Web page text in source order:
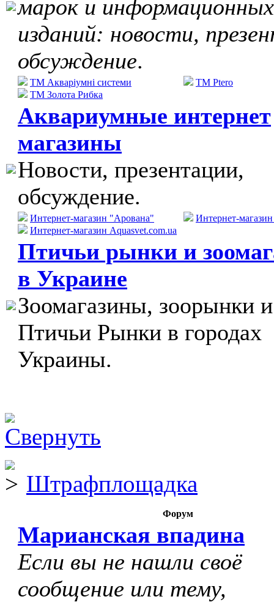
марок и информационных
изданий: новости,
обсуждение.
ТМ Акваріумні системи
ТМ Золота Рибка
TM Ptero
Аквариумные интернет
магазины
Новости, презентации,
обсуждение.
Интернет-магазин "Арована"
Интернет-магазин Aquasvet.com.ua
Интернет-
Птичьи рынки и
в Украине
Зоомагазины, зоорынки и
Птичьи Рынки в городах
Украины.
Штрафплощадка
Форум
Марианская впадина
Если вы не нашли своё
сообщение или тему,